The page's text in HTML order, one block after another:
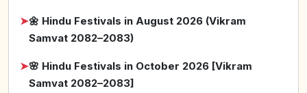
➤🌼 Hindu Festivals in August 2026 (Vikram
Samvat 2082–2083)
➤🌸 Hindu Festivals in October 2026 [Vikram
Samvat 2082–2083]